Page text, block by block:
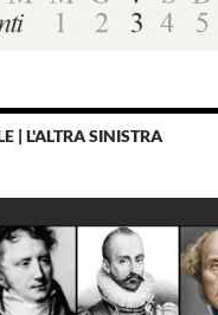
| L'ALTRA SINISTRA